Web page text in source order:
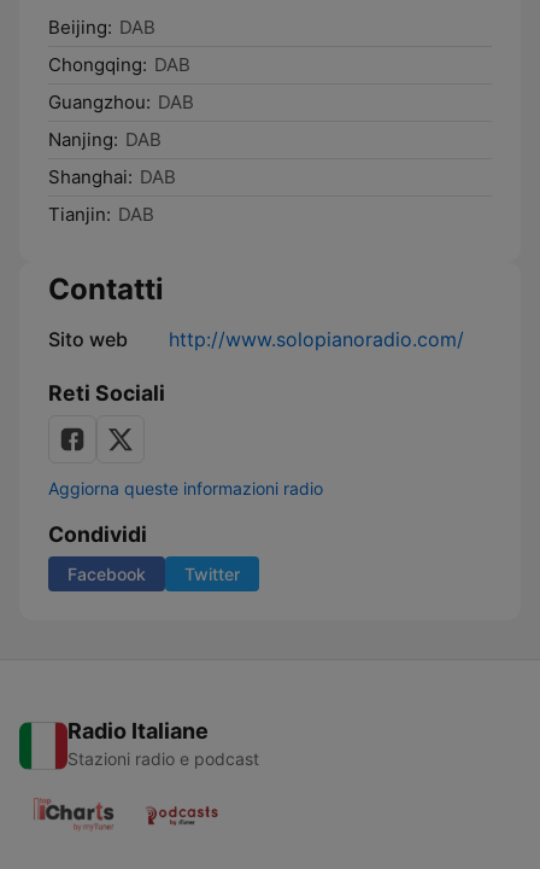
Beijing: DAB
Chongqing: DAB
Guangzhou: DAB
Nanjing: DAB
Shanghai: DAB
Tianjin: DAB
Contatti
Sito web http://www.solopianoradio.com/
Reti Sociali
Aggiorna queste informazioni radio
Condividi
Facebook Twitter
Radio Italiane
Stazioni radio e podcast